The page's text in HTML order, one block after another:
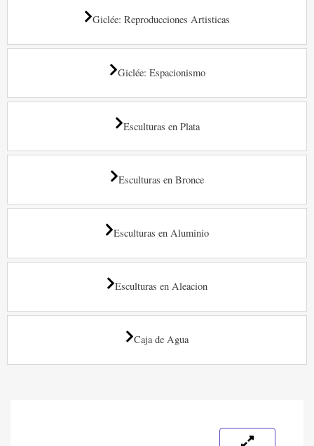
Giclée: Reproducciones Artisticas
Giclée: Espacionismo
Esculturas en Plata
Esculturas en Bronce
Esculturas en Aluminio
Esculturas en Aleacion
Caja de Agua